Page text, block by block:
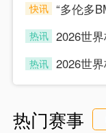
快讯
热讯
热讯 2026世
热门赛事